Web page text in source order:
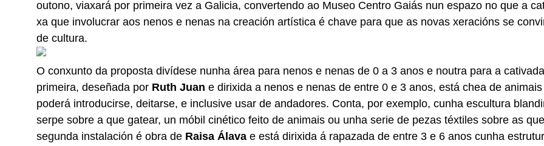
outono, viaxará por primeira vez a Galicia, convertendo ao Museo Centro Gaiás nun espazo no que a
xa que involucrar aos nenos e nenas na creación artística é chave para que as novas xeracións se
de cultura.
O conxunto da proposta divídese nunha área para nenos e nenas de 0 a 3 anos e noutra para a
primeira, deseñada por Ruth Juan e dirixida a nenos e nenas de entre 0 e 3 anos, está chea de
poderá introducirse, deitarse, e inclusive usar de andadores. Conta, por exemplo, cunha escultura
serpe sobre a que gatear, un móbil cinético feito de animais ou unha serie de pezas téxtiles sobre as
segunda instalación é obra de Raisa Álava e está dirixida á rapazada de entre 3 e 6 anos cunha